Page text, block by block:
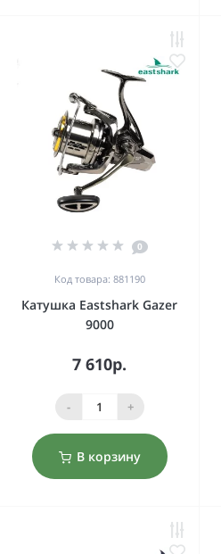
0
Код товара: 881190
Катушка Eastshark Gazer
9000
7 610р.
- +
В корзину